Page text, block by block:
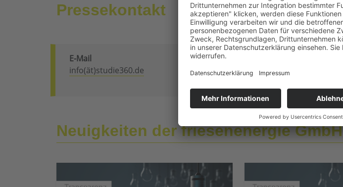
Pressekontakt
E-Mail
info(ät)studie360.de
0211 / 300 40 329
Neuigkeiten der friesenenergie GmbH